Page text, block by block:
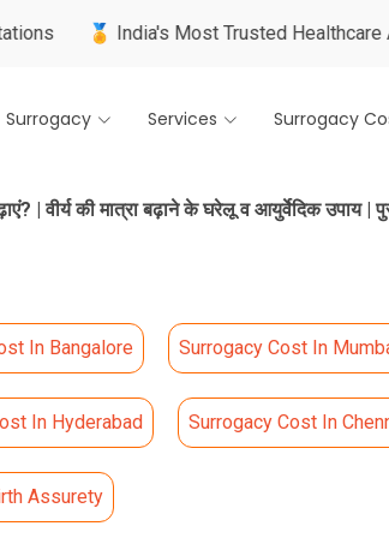
India's Most Trusted Healthcare Awards
Surrogacy Services Surrogacy
| वीर्य की मात्रा बढ़ाने के घरेलू व आयुर्वेदिक उपाय |
In Bangalore Surrogacy Cost In
In Hyderabad Surrogacy Cost In
Assurety